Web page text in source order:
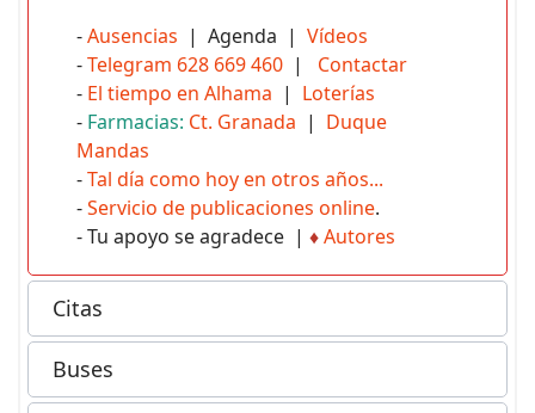
-Ausencias | Agenda | Vídeos
-Telegram 628 669 460 | Contactar
- El tiempo en Alhama | Loterías
- Farmacias: Ct. Granada | Duque
Mandas
-Tal día como hoy en otros años...
-Servicio de publicaciones online.
- Tu apoyo se agradece | ♦Autores
Citas
Buses